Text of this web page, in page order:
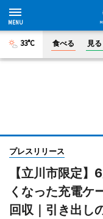
33°C 食べる 見
プレスリリース
【立川市限定
くなった充電ケ
回収｜引き出し